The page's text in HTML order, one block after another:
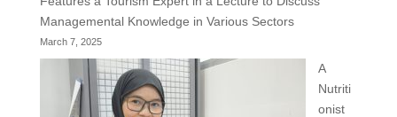
Managemental Knowledge in Various Sectors
March 7, 2025
A
Nutriti
onist